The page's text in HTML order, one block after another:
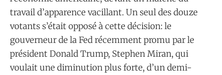
travail d’apparence vacillant. Un seul des douze
votants s’était opposé à cette décision: le
gouverneur de la Fed récemment promu par le
président Donald Trump, Stephen Miran, qui
voulait une diminution plus forte, d’un demi-